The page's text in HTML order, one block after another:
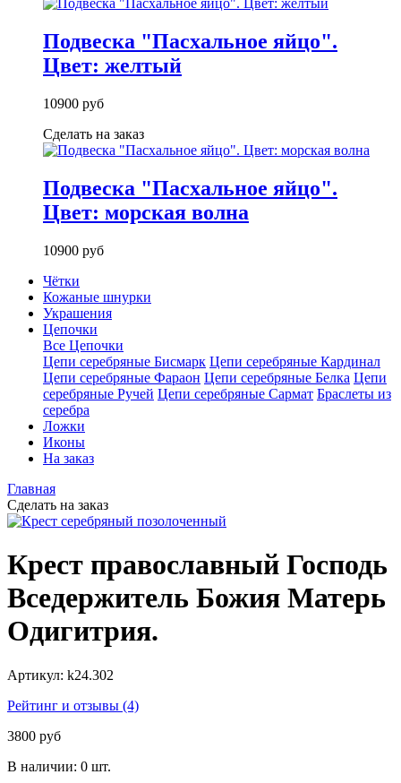
Подвеска "Пасхальное яйцо".
Цвет: желтый
10900 руб
Сделать на заказ
Подвеска "Пасхальное яйцо".
Цвет: морская волна
10900 руб
Чётки
Кожаные шнурки
Украшения
Цепочки
Все Цепочки
Цепи серебряные Бисмарк Цепи серебряные Кардинал
Цепи серебряные Фараон Цепи серебряные Белка Цепи
серебряные Ручей Цепи серебряные Сармат Браслеты из
серебра
Ложки
Иконы
На заказ
Главная
Сделать на заказ
Крест православный Господь
Вседержитель Божия Матерь
Одигитрия.
Артикул: k24.302
Рейтинг и отзывы (4)
3800 руб
В наличии: 0 шт.